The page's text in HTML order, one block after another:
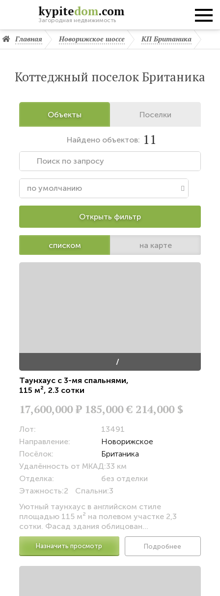
kypitedom.com
Загородная недвижимость
Главная Новорижское шоссе КП Британика
Коттеджный поселок Британика
Объекты Поселки
Найденообъектов: 11
Открыть фильтр
списком на карте
/
Таунхаус с 3-мя спальнями,
115 м², 2.3 сотки
17,600,000Р 185,000 € 214,000 $
Лот:
13491
Направление:
Новорижское
Посёлок:
Британика
Удалённость от МКАД:33 км
Отделка:
без отделки
Этажность:2 Спальни:3
Уютный таунхаус в английском стиле
площадью 115 м² на полевом участке 2,3
сотки. Фасад здания облицован...
Назначить просмотр Подробнее